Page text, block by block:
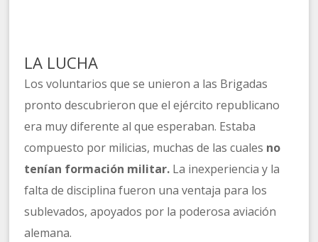
LA LUCHA
Los voluntarios que se unieron a las Brigadas
pronto descubrieron que el ejército republicano
era muy diferente al que esperaban. Estaba
compuesto por milicias, muchas de las cuales no
tenían formación militar. La inexperiencia y la
falta de disciplina fueron una ventaja para los
sublevados, apoyados por la poderosa aviación
alemana.